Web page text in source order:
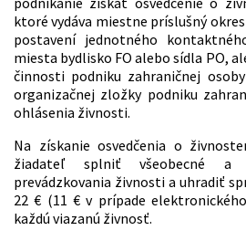
ktoré vydáva miestne príslušný
postavení jednotného
miesta bydlisko FO alebo sídla PO,
činnosti podniku zahraničnej
organizačnej zložky podniku
ohlásenia živnosti.
Na získanie osvedčenia o
žiadateľ splniť všeobecné a
prevádzkovania živnosti a uhradiť
22 € (11 € v prípade
každú viazanú živnosť.